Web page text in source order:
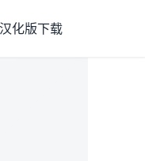
汉化版下载